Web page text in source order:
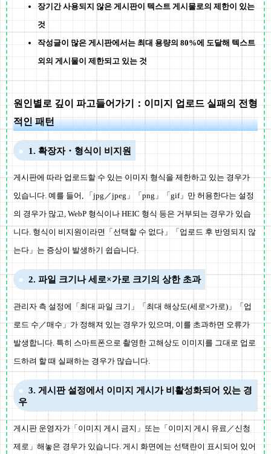
장기간 사용되지 않은 게시판이 텍스트 게시물로의 제한이 있는
것
작성글이 많은 게시판에서는 최대 용량의 80%에 도달해 텍스트
외의 게시물이 제한되고 있는 것
원인별로 깊이 파고들어가기：이미지 업로드 실패의 전형
적인 패턴
1. 확장자・형식이 비지원
게시판에 따라 업로드할 수 있는 이미지 형식을 제한하고 있는 경우가
있습니다. 예를 들어, 「jpg／jpeg」「png」「gif」만 허용한다는 설정
의 경우가 많고, WebP 형식이나 HEIC 형식 등은 거부되는 경우가 있습
니다. 형식이 비지원이라면「선택할 수 없다」「업로드 후 반영되지 않
는다」는 증상이 발생하기 쉽습니다.
2. 파일 크기나 세로×가로 크기의 상한 초과
관리자 측 설정에「최대 파일 크기」「최대 해상도(세로×가로)」「업
로드 수／매수」가 정해져 있는 경우가 있으며, 이를 초과하면 오류가
발생합니다. 특히 스마트폰으로 촬영한 고해상도 이미지를 그대로 업로
드하려 할 때 실패하는 경우가 많습니다.
3. 게시판 설정에서 이미지 게시가 비활성화되어 있는 경
우
게시판 운영자가「이미지 게시 금지」또는「이미지 게시 유료／신청
제로」해놓은 경우가 있습니다. 게시 화면에는 선택란이 표시되어 있어